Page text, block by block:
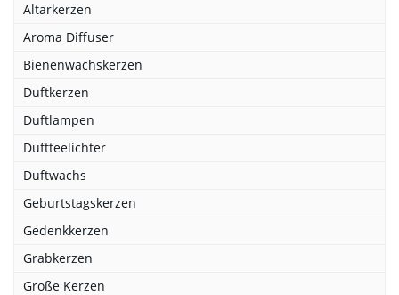
Altarkerzen
Aroma Diffuser
Bienenwachskerzen
Duftkerzen
Duftlampen
Duftteelichter
Duftwachs
Geburtstagskerzen
Gedenkkerzen
Grabkerzen
Große Kerzen